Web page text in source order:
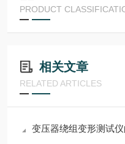
PRODUCT
相关文章
RELATED ARTICLES
变压器绕组变形测试